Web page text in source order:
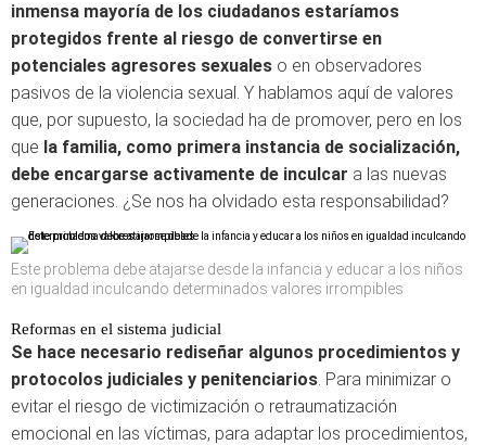
inmensa mayoría de los ciudadanos estaríamos
protegidos frente al riesgo de convertirse en
potenciales agresores sexuales o en observadores
pasivos de la violencia sexual. Y hablamos aquí de valores
que, por supuesto, la sociedad ha de promover, pero en los
que la familia, como primera instancia de socialización,
debe encargarse activamente de inculcar a las nuevas
generaciones. ¿Se nos ha olvidado esta responsabilidad?
Este problema debe atajarse desde la infancia y educar a los niños
en igualdad inculcando determinados valores irrompibles
Reformas en el sistema judicial
Se hace necesario rediseñar algunos procedimientos y
protocolos judiciales y penitenciarios. Para minimizar o
evitar el riesgo de victimización o retraumatización
emocional en las víctimas, para adaptar los procedimientos,